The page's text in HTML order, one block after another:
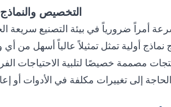
5. التخصيص والنماذج